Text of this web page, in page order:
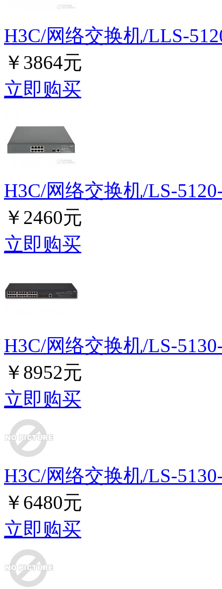
H3C/网络交换机/LLS-
￥3864元
立即购买
H3C/网络交换机/LS-
￥2460元
立即购买
H3C/网络交换机/LS-
￥8952元
立即购买
H3C/网络交换机/LS-
￥6480元
立即购买